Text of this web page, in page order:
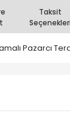
Taksit
Seçenekleri
Pazarcı